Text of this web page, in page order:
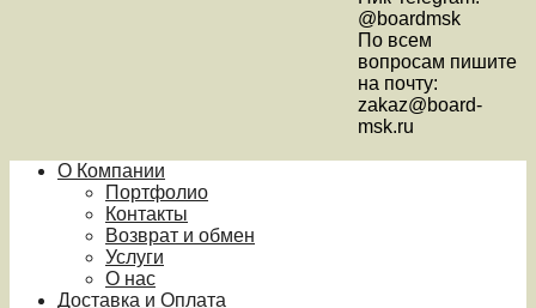
@boardmsk
По всем
вопросам пишите
на почту:
zakaz@board-
msk.ru
О Компании
Портфолио
Контакты
Возврат и обмен
Услуги
О нас
Доставка и Оплата